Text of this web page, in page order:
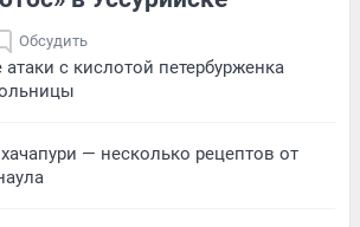
Обсудить
с кислотой петербурженка
— несколько рецептов от